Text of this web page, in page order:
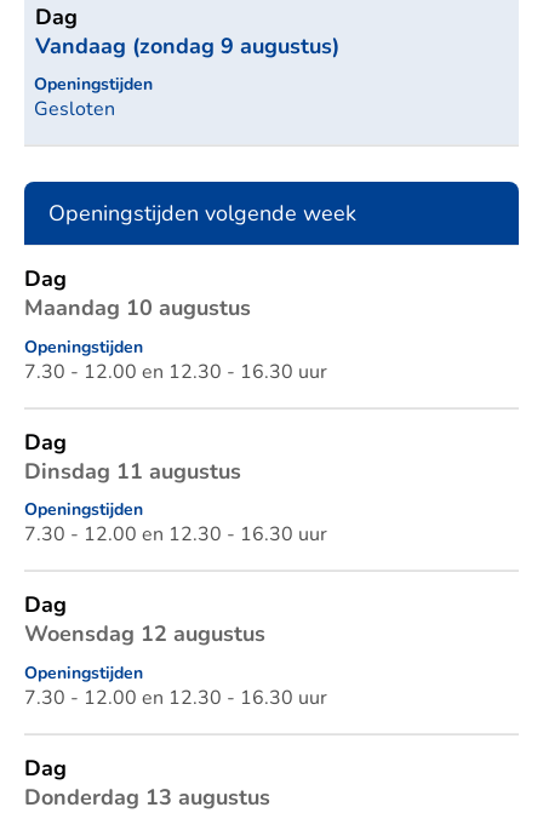
Dag
Vandaag (zondag 9 augustus)
Openingstijden
Gesloten
Openingstijden volgende week
Dag
Dag
Maandag 10 augustus
Openingstijden
7.30 - 12.00 en 12.30 - 16.30 uur
Dag
Dinsdag 11 augustus
Openingstijden
7.30 - 12.00 en 12.30 - 16.30 uur
Dag
Woensdag 12 augustus
Openingstijden
7.30 - 12.00 en 12.30 - 16.30 uur
Dag
Donderdag 13 augustus